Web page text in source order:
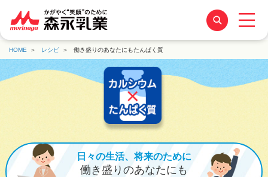
HOME レシピ 働き盛りのあなたにもたんぱく質
日々の生活、将来のために
働き盛りのあなたにも